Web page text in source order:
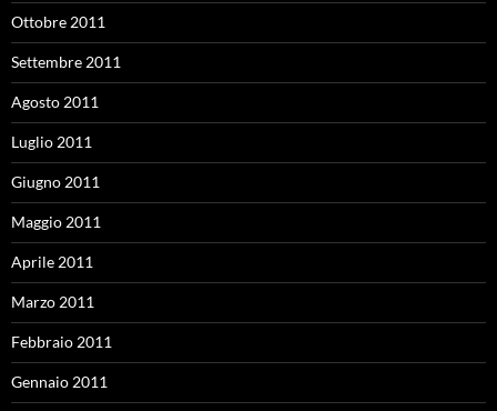
Ottobre 2011
Settembre 2011
Agosto 2011
Luglio 2011
Giugno 2011
Maggio 2011
Aprile 2011
Marzo 2011
Febbraio 2011
Gennaio 2011